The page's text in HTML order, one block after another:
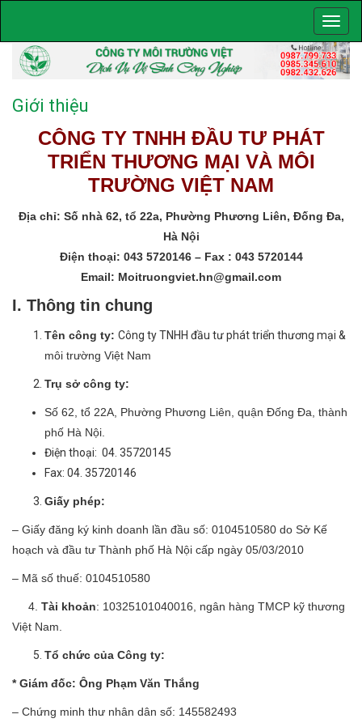
Giới thiệu
CÔNG TY TNHH ĐẦU TƯ PHÁT
TRIỂN THƯƠNG MẠI VÀ MÔI
TRƯỜNG VIỆT NAM
Địa chỉ: Số nhà 62, tổ 22a, Phường Phương Liên, Đống Đa,
Hà Nội
Điện thoại: 043 5720146 – Fax : 043 5720144
Email: Moitruongviet.hn@gmail.com
I. Thông tin chung
Tên công ty: Công ty TNHH đầu tư phát triển thương mại &
môi trường Việt Nam
Trụ sở công ty:
Số 62, tổ 22A, Phường Phương Liên, quận Đống Đa, thành
phố Hà Nội.
Điện thoại: 04. 35720145
Fax: 04. 35720146
Giấy phép:
– Giấy đăng ký kinh doanh lần đầu số: 0104510580 do Sở Kế
hoạch và đầu tư Thành phố Hà Nội cấp ngày 05/03/2010
– Mã số thuế: 0104510580
4. Tài khoản: 10325101040016, ngân hàng TMCP kỹ thương
Việt Nam.
Tổ chức của Công ty:
* Giám đốc: Ông Phạm Văn Thắng
– Chứng minh thư nhân dân số: 145582493